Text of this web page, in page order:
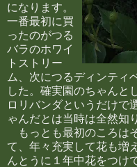
になります。
一番最初に買
ったのがつる
バラのホワイ
トストリー
ム、次につるディンティ
した。確実園のちゃんと
ロリバンダというだけで
ゃんだとは当時は全然知
もっとも最初のころは
て、年々充実して花も増
んとうに１年中花をつけ